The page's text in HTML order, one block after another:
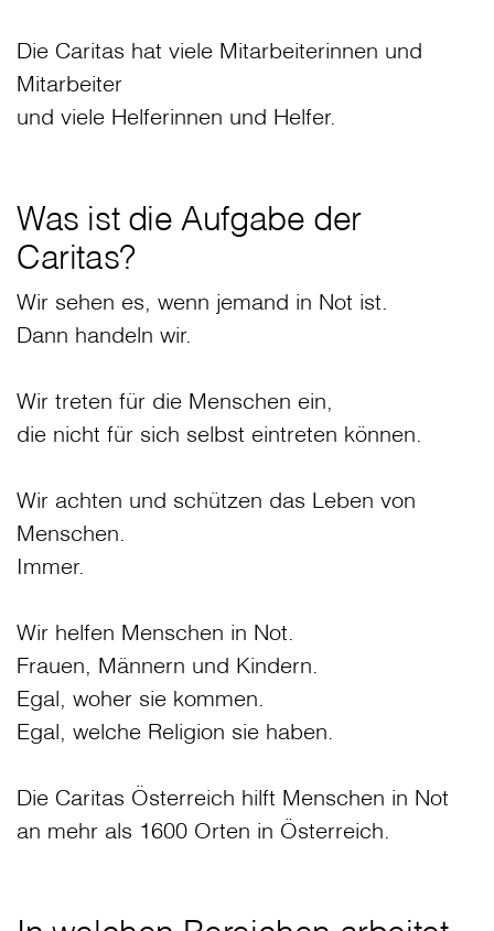
Die Caritas hat viele Mitarbeiterinnen und
Mitarbeiter
und viele Helferinnen und Helfer.
Was ist die Aufgabe der
Caritas?
Wir sehen es, wenn jemand in Not ist.
Dann handeln wir.
Wir treten für die Menschen ein,
die nicht für sich selbst eintreten können.
Wir achten und schützen das Leben von
Menschen.
Immer.
Wir helfen Menschen in Not.
Frauen, Männern und Kindern.
Egal, woher sie kommen.
Egal, welche Religion sie haben.
Die Caritas Österreich hilft Menschen in Not
an mehr als 1600 Orten in Österreich.